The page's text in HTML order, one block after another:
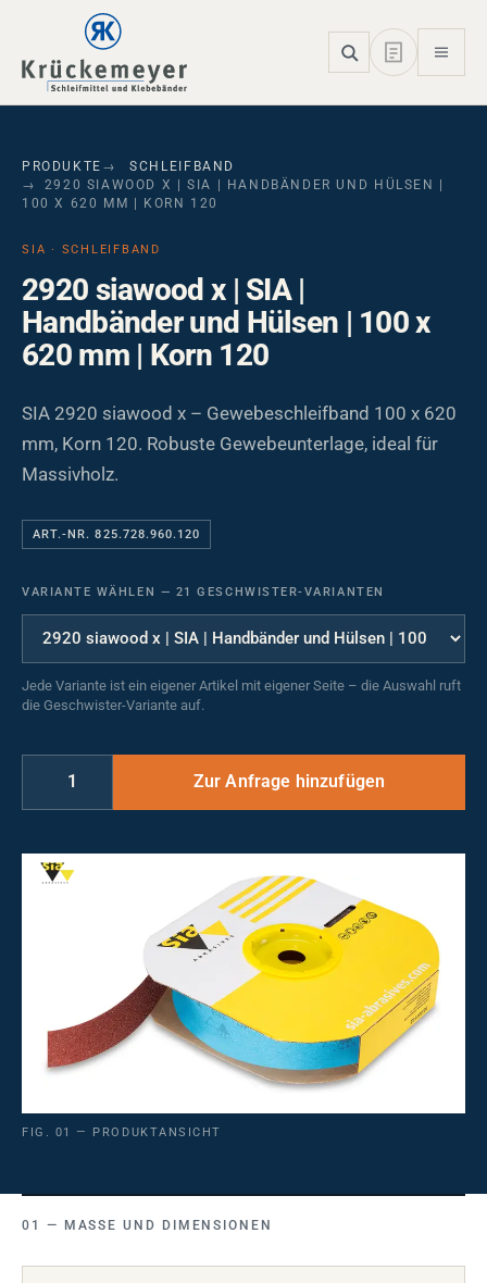
Skip to main navigation
Skip to main content
Skip to page footer
PRODUKTE
SCHLEIFBAND
2920 SIAWOOD X | SIA | HANDBÄNDER UND HÜLSEN |
100 X 620 MM | KORN 120
SIA · SCHLEIFBAND
2920 siawood x | SIA |
Handbänder und Hülsen | 100 x
620 mm | Korn 120
SIA 2920 siawood x – Gewebeschleifband 100 x 620
mm, Korn 120. Robuste Gewebeunterlage, ideal für
Massivholz.
ART.-NR. 825.728.960.120
VARIANTE WÄHLEN — 21 GESCHWISTER-VARIANTEN
Jede Variante ist ein eigener Artikel mit eigener Seite – die Auswahl ruft
die Geschwister-Variante auf.
FIG. 01 — PRODUKTANSICHT
MASSE UND DIMENSIONEN